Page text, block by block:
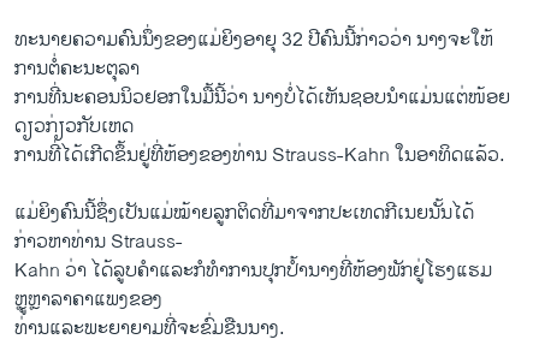
ທະນາຍຄວາມຄົນນຶ່ງຂອງແມ່ຍິງອາຍຸ 32 ປີຄົນນີ້ກ່າວວ່າ ນາງຈະໃຫ້
ການຕໍ່ຄະນະຕຸລາ
ການທີ່ນະຄອນນິວຢອກ​ໃນ​ມື້​ນີ້ວ່າ ນາງບໍ່ໄດ້ເຫັນຊອບນຳແມ່ນແຕ່ໜ້ອຍ
ດຽວກ່ຽວກັບເຫດ
ການທີ່ໄດ້ເກີດຂຶ້ນຢູ່ທີ່ຫ້ອງຂອງທ່ານ Strauss-Kahn ໃນອາທິດແລ້ວ.
ແມ່ຍິງຄົນນີ້ຊຶ່ງເປັນແມ່ໝ້າ​ຍລູກຕິດທີ່ມາຈາກປະເທດກີເນຍນັ້ນໄດ້
ກ່າວຫາທ່ານ Strauss-
Kahn ວ່າ ໄດ້ລູບຄຳແລະກໍທຳການປຸກປໍ້ານາງທີ່ຫ້ອງພັກຢູ່ໂຮງແຮມ
ຫຼູຫຼາລາຄາແພງຂອງ
ທ່ານແລະພະຍາຍາມທີ່ຈະຂົ່ມຂືນນາງ.